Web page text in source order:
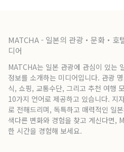
MATCHA - 일본의 관광・문화・호
디어
MATCHA는 일본 관광에 관심이 있는
정보를 소개하는 미디어입니다. 관광
식, 쇼핑, 교통수단, 그리고 추천 여행
10가지 언어로 제공하고 있습니다. 지
로 전해드리며, 독특하고 매력적인 일
색다른 변화와 경험을 찾고 계신다면,
한 시간을 경험해 보세요.